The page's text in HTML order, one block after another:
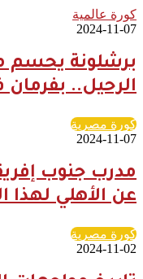
كورة عالمية
2024-11-07
برشلونة يحسم
الرحيل.. بفرمان
كورة مصرية
2024-11-07
مدرب جنوب
عن الأهلي لهذا
كورة مصرية
2024-11-02